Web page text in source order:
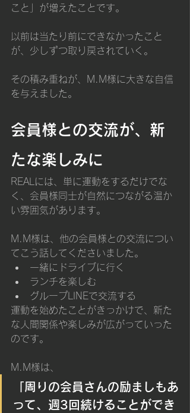
こと」が増えたことです。
以前は当たり前にできなかったこと
が、少しずつ取り戻されていく。
その積み重ねが、M.M様に大きな自信
を与えました。
会員様との交流が、新
たな楽しみに
REALには、単に運動をするだけでな
く、会員様同士が自然につながる温か
い雰囲気があります。
M.M様は、他の会員様との交流につい
てこう話してくださいました。
一緒にドライブに行く
ランチを楽しむ
グループLINEで交流する
運動を始めたことがきっかけで、新た
な人間関係や楽しみが広がっていった
のです。
M.M様は、
「周りの会員さんの励ましもあ
って、週3回続けることができ